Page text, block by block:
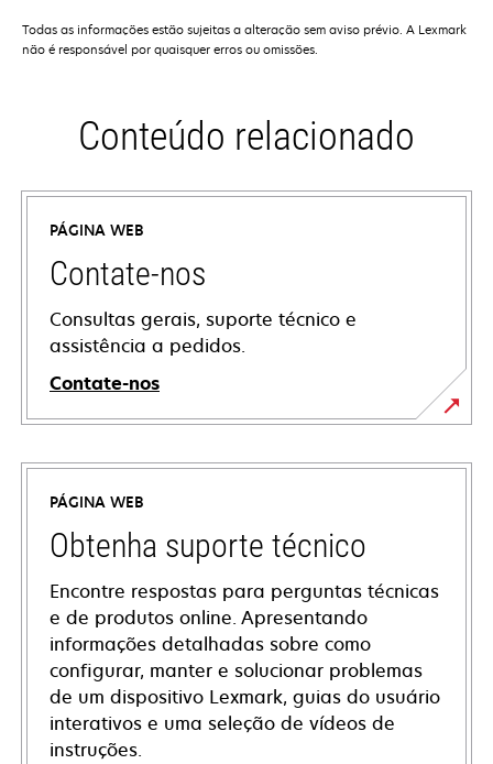
Todas as informações estão sujeitas a alteração sem aviso prévio. A Lexmark
não é responsável por quaisquer erros ou omissões.
Conteúdo relacionado
PÁGINA WEB
Contate-nos
Consultas gerais, suporte técnico e
assistência a pedidos.
Contate-nos
PÁGINA WEB
Obtenha suporte técnico
Encontre respostas para perguntas técnicas
e de produtos online. Apresentando
informações detalhadas sobre como
configurar, manter e solucionar problemas
de um dispositivo Lexmark, guias do usuário
interativos e uma seleção de vídeos de
instruções.